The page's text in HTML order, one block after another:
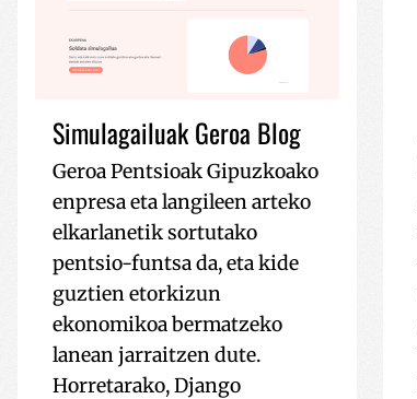
Simulagailuak Geroa Blog
Geroa Pentsioak Gipuzkoako
enpresa eta langileen arteko
elkarlanetik sortutako
pentsio-funtsa da, eta kide
guztien etorkizun
ekonomikoa bermatzeko
lanean jarraitzen dute.
Horretarako, Django